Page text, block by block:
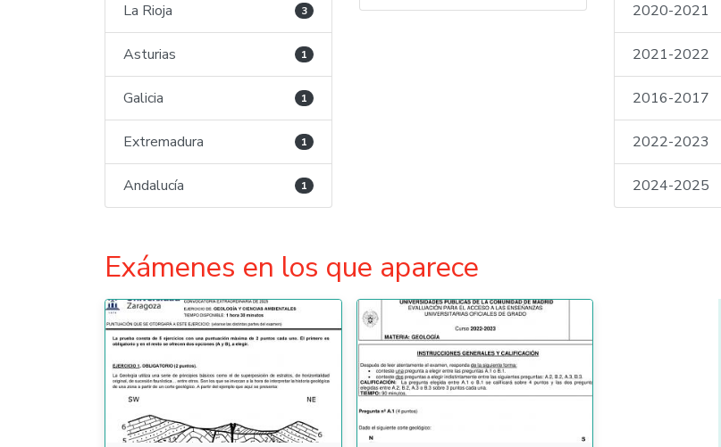
La Rioja 3
Asturias 1
Galicia 1
Extremadura 1
Andalucía 1
2020-2021
2021-2022
2016-2017
2022-2023
2024-2025
Exámenes en los que aparece